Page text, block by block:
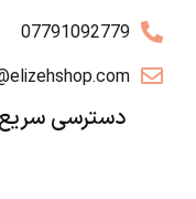
07791092779
دسترسی سریع